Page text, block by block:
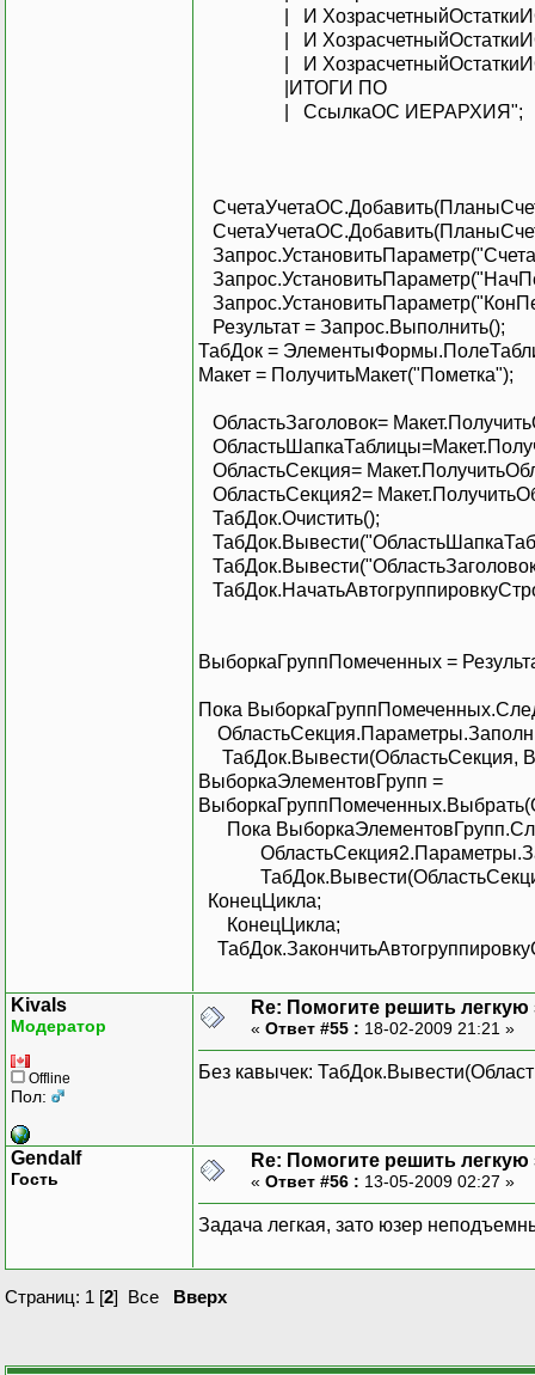
| И
| И
| И
|ИТОГИ ПО
| СсылкаОС ИЕРАРХИЯ";
Результат = Запрос.Выполнить();
ТабДок =
Макет = ПолучитьМакет("Пометка");
ОбластьЗаголовок=
ОбластьСекция=
ОбластьСекция2=
ТабДок.Очистить();
ВыборкаГруппПомеченных =
Пока
ТабДок.Вывести(ОбластьСекция,
ВыборкаЭлементовГрупп =
Пока
КонецЦикла;
КонецЦикла;
Kivals
Модератор
Offline
Пол:
Re: Помогите решить легкую
« Ответ #55 : 18-02-2009 21:21 »
Без кавычек:
Gendalf
Гость
Re: Помогите решить легкую
« Ответ #56 : 13-05-2009 02:27 »
Задача легкая, зато юзер
Страниц: 1 [2] Все Вверх